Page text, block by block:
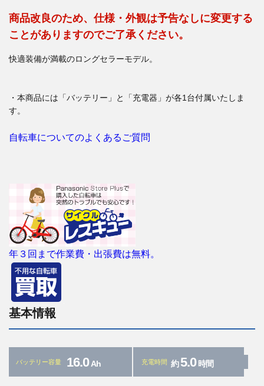
商品改良のため、仕様・外観は予告なしに変更する
ことがありますのでご了承ください。
快適装備が満載のロングセラーモデル。
・本商品には「バッテリー」と「充電器」が各1台付属いたしま
す。
自転車についてのよくあるご質問
年３回まで作業費・出張費は無料。
基本情報
バッテリー容量 16.0 Ah 充電時間 約 5.0 時間